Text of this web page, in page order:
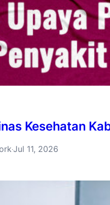
Kesehatan
·Jul 11, 2026